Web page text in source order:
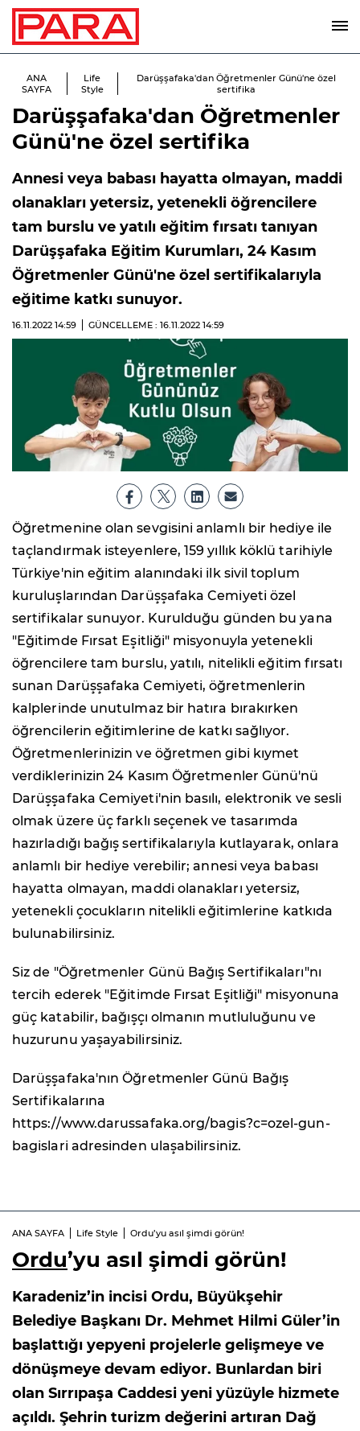
ANA
SAYFA
Life
Style
Darüşşafaka'dan Öğretmenler Günü'ne özel
sertifika
Darüşşafaka'dan Öğretmenler
Günü'ne özel sertifika
Annesi veya babası hayatta olmayan, maddi
olanakları yetersiz, yetenekli öğrencilere
tam burslu ve yatılı eğitim fırsatı tanıyan
Darüşşafaka Eğitim Kurumları, 24 Kasım
Öğretmenler Günü'ne özel sertifikalarıyla
eğitime katkı sunuyor.
16.11.2022 14:59 GÜNCELLEME : 16.11.2022 14:59
Öğretmenine olan sevgisini anlamlı bir hediye ile
taçlandırmak isteyenlere, 159 yıllık köklü tarihiyle
Türkiye'nin eğitim alanındaki ilk sivil toplum
kuruluşlarından Darüşşafaka Cemiyeti özel
sertifikalar sunuyor. Kurulduğu günden bu yana
"Eğitimde Fırsat Eşitliği" misyonuyla yetenekli
öğrencilere tam burslu, yatılı, nitelikli eğitim fırsatı
sunan Darüşşafaka Cemiyeti, öğretmenlerin
kalplerinde unutulmaz bir hatıra bırakırken
öğrencilerin eğitimlerine de katkı sağlıyor.
Öğretmenlerinizin ve öğretmen gibi kıymet
verdiklerinizin 24 Kasım Öğretmenler Günü'nü
Darüşşafaka Cemiyeti'nin basılı, elektronik ve sesli
olmak üzere üç farklı seçenek ve tasarımda
hazırladığı bağış sertifikalarıyla kutlayarak, onlara
anlamlı bir hediye verebilir; annesi veya babası
hayatta olmayan, maddi olanakları yetersiz,
yetenekli çocukların nitelikli eğitimlerine katkıda
bulunabilirsiniz.
Siz de "Öğretmenler Günü Bağış Sertifikaları"nı
tercih ederek "Eğitimde Fırsat Eşitliği" misyonuna
güç katabilir, bağışçı olmanın mutluluğunu ve
huzurunu yaşayabilirsiniz.
Darüşşafaka'nın Öğretmenler Günü Bağış
Sertifikalarına
https://www.darussafaka.org/bagis?c=ozel-gun-
bagislari adresinden ulaşabilirsiniz.
ANA SAYFA Life Style Ordu’yu asıl şimdi görün!
Ordu’yu asıl şimdi görün!
Karadeniz’in incisi Ordu, Büyükşehir
Belediye Başkanı Dr. Mehmet Hilmi Güler’in
başlattığı yepyeni projelerle gelişmeye ve
dönüşmeye devam ediyor. Bunlardan biri
olan Sırrıpaşa Caddesi yeni yüzüyle hizmete
açıldı. Şehrin turizm değerini artıran Dağ